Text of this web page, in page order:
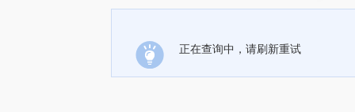
正在查询中，请刷新重试